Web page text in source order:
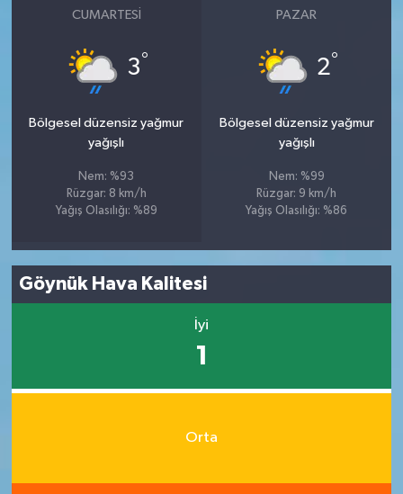
CUMARTESI
3°
Bölgesel düzensiz yağmur
yağışlı
Nem: %93
Rüzgar: 8 km/h
Yağış Olasılığı: %89
PAZAR
2°
Bölgesel düzensiz yağmur
yağışlı
Nem: %99
Rüzgar: 9 km/h
Yağış Olasılığı: %86
Göynük Hava Kalitesi
İyi
1
Orta